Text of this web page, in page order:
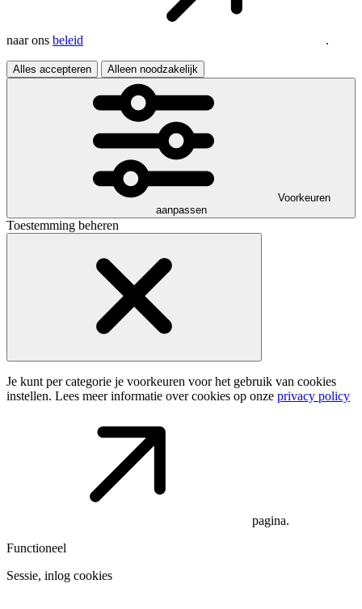
naar ons beleid .
Alles accepteren Alleen noodzakelijk
Voorkeuren
aanpassen
Toestemming beheren
Je kunt per categorie je voorkeuren voor het gebruik van cookies
instellen. Lees meer informatie over cookies op onze privacy policy
pagina.
Functioneel
Sessie, inlog cookies